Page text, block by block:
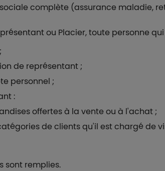
complète (assurance maladie,
ou Placier, toute personne qui
de représentant ;
personnel ;
:
offertes à la vente ou à l'achat ;
de clients qu'il est chargé de
sont remplies.